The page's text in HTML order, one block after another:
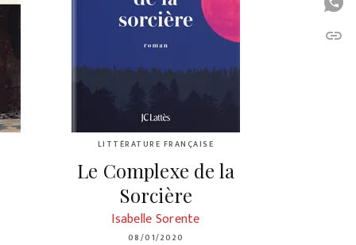
LITTÉRATURE FRANÇAISE
Le Complexe de la
Sorcière
Isabelle Sorente
08/01/2020
link